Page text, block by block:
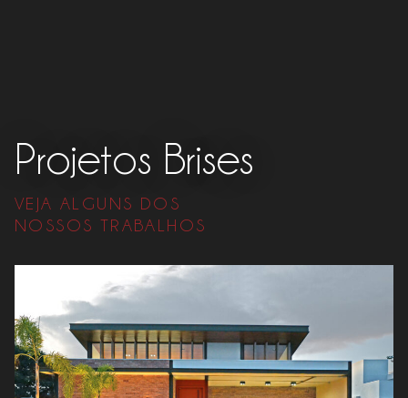
Projetos Brises
VEJA ALGUNS DOS
NOSSOS TRABALHOS